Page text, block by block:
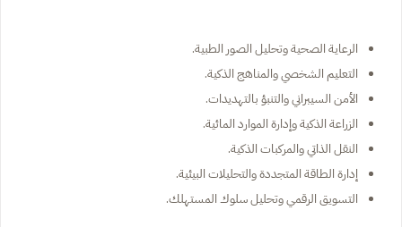
الرعاية الصحية وتحليل الصور الطبية.
التعليم الشخصي والمناهج الذكية.
الأمن السيبراني والتنبؤ بالتهديدات.
الزراعة الذكية وإدارة الموارد المائية.
النقل الذاتي والمركبات الذكية.
إدارة الطاقة المتجددة والتحليلات البيئية.
التسويق الرقمي وتحليل سلوك المستهلك.